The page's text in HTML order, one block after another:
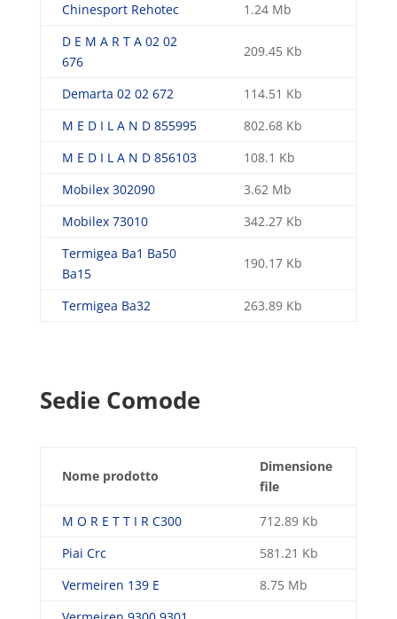
Chinesport Rehotec
1.24 Mb
D E M A R T A 02 02
676
209.45 Kb
Demarta 02 02 672
114.51 Kb
M E D I L A N D 855995
802.68 Kb
M E D I L A N D 856103
108.1 Kb
Mobilex 302090
3.62 Mb
Mobilex 73010
342.27 Kb
Termigea Ba1 Ba50
Ba15
190.17 Kb
Termigea Ba32 263.89 Kb
Sedie Comode
Nome prodotto
Dimensione
file
M O R E T T I R C300
712.89 Kb
Piai Crc
581.21 Kb
Vermeiren 139 E
8.75 Mb